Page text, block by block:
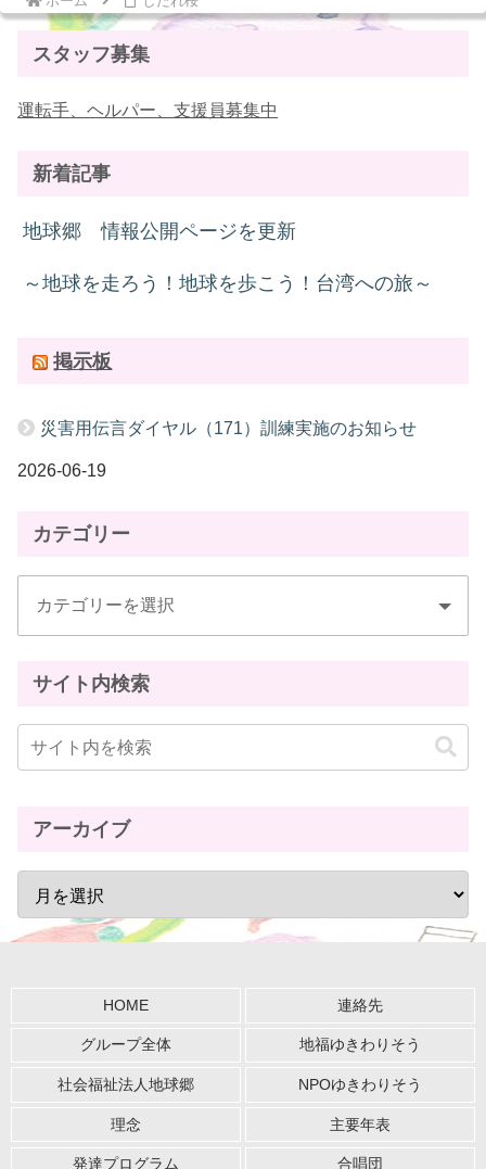
スタッフ募集
運転手、ヘルパー、支援員募集中
新着記事
地球郷 情報公開ページを更新
～地球を走ろう！地球を歩こう！台湾への旅～
掲示板
災害用伝言ダイヤル（171）訓練実施のお知らせ
2026-06-19
カテゴリー
サイト内検索
アーカイブ
HOME 連絡先
グループ全体 地福ゆきわりそう
社会福祉法人地球郷 NPOゆきわりそう
理念 主要年表
発達プログラム 合唱団